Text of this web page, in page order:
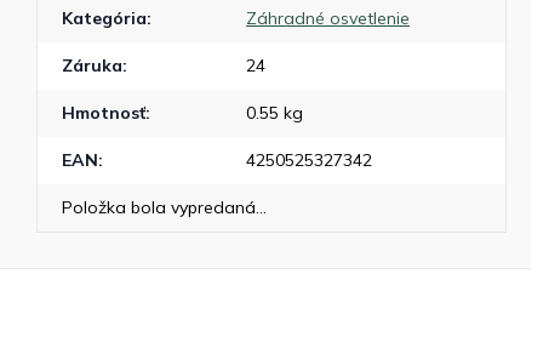
Kategória: Záhradné osvetlenie
Záruka: 24
Hmotnosť: 0.55 kg
EAN: 4250525327342
Položka bola vypredaná…